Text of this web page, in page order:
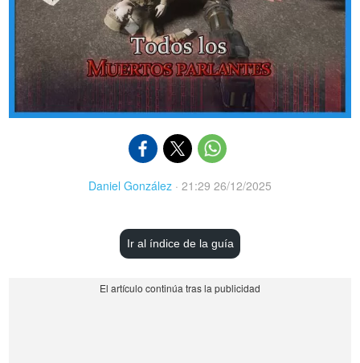
Daniel González · 21:29 26/12/2025
Ir al índice de la guía